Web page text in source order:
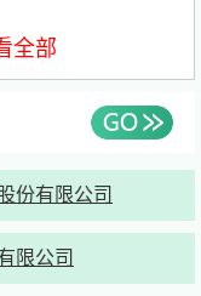
办公软件，熟悉C/C
件基本操作；3、
游，年度体检等
全部
份有限公司
限公司